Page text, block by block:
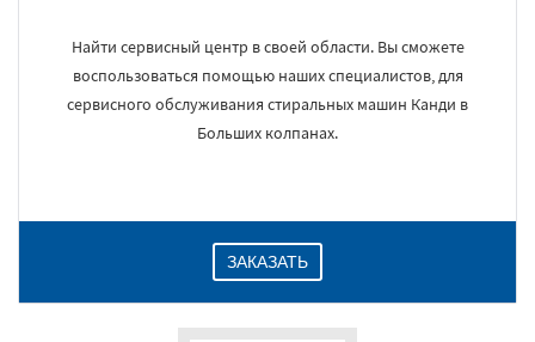
Найти сервисный центр в своей области. Вы сможете
воспользоваться помощью наших специалистов, для
сервисного обслуживания стиральных машин Канди в
Больших колпанах.
ЗАКАЗАТЬ